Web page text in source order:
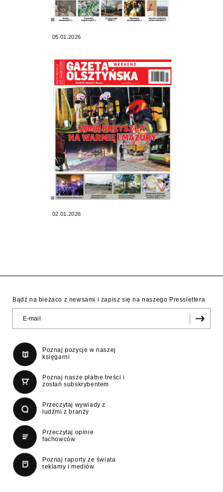
05.01.2026
02.01.2026
Bądź na bieżaco z newsami i zapisz się na naszego Presslettera
Poznaj pozycje w naszej
księgarni
Poznaj nasze płatne treści i
zostań subskrybentem
Przeczytaj wywiady z
ludźmi z branży
Przeczytaj opinie
fachowców
Poznaj raporty ze świata
reklamy i mediów